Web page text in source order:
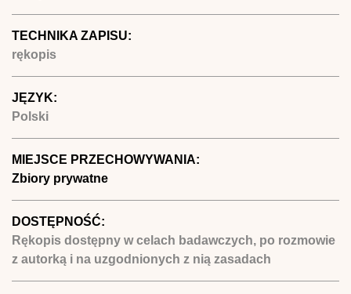
TECHNIKA ZAPISU:
rękopis
JĘZYK:
Polski
MIEJSCE PRZECHOWYWANIA:
Zbiory prywatne
DOSTĘPNOŚĆ:
Rękopis dostępny w celach badawczych, po rozmowie
z autorką i na uzgodnionych z nią zasadach